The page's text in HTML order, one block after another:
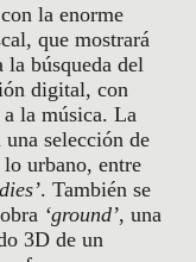
la enorme
que mostrará
la búsqueda del
digital, con
la música. La
selección de
urbano, entre
. También se
‘ground’, una
3D de un